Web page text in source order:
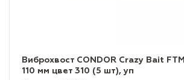
Виброхвост CONDOR Crazy Bait
110 мм цвет 310 (5 шт), уп